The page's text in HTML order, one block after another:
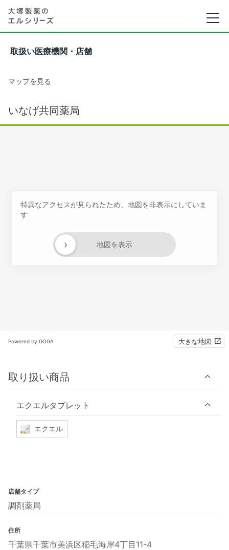
取扱い医療機関・店舗
マップを見る
いなげ共同薬局
特異なアクセスが見られたため、地図を非表示にしていま
す
地図を表示
›
Powered by GOGA 大きな地図
取り扱い商品
エクエルタブレット
エクエル
店舗タイプ
調剤薬局
住所
千葉県千葉市美浜区稲毛海岸4丁目11-4